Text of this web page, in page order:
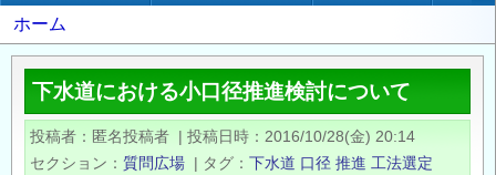
移
パ
ン
く
ず
ホーム
下水道における小口径推進検討について
投稿者 匿名投稿者 | 投稿日時
2016/10/28(金) 20:14
セクション
質問広場 | タグ 下水道 口径 推進 工法選定